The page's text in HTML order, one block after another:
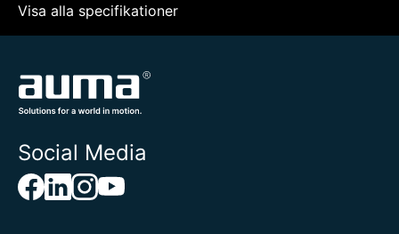
Visa alla specifikationer
Social Media